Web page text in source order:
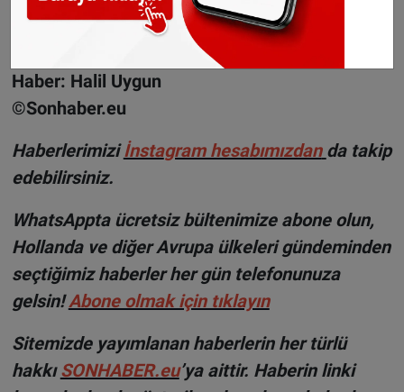
yardıma muhtaç ailelere umut olduğunu
Haber: Halil Uygun
©Sonhaber.eu
Haberlerimizi İnstagram hesabımızdan da takip
edebilirsiniz.
WhatsAppta ücretsiz bültenimize abone olun,
Hollanda ve diğer Avrupa ülkeleri gündeminden
seçtiğimiz haberler her gün telefonunuza
gelsin!Abone olmak için tıklayın
Sitemizde yayımlanan haberlerin her türlü
hakkıSONHABER.eu’ya aittir. Haberin linki